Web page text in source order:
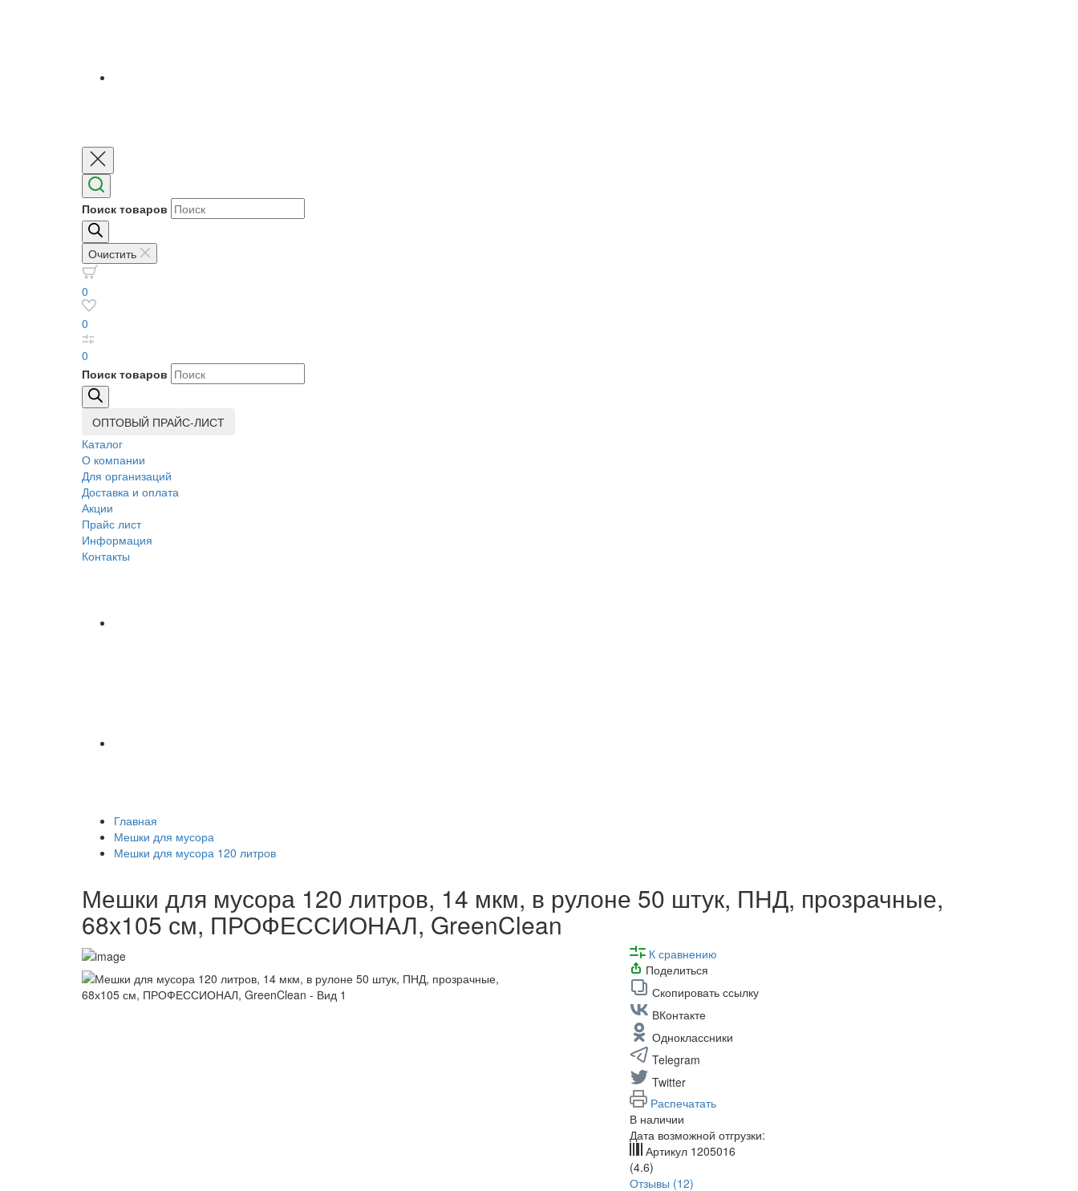
Поиск товаров
Очистить
0
0
0
Поиск товаров
ОПТОВЫЙ ПРАЙС-ЛИСТ
Каталог
О компании
Для организаций
Доставка и оплата
Акции
Прайс лист
Информация
Контакты
Главная
Мешки для мусора
Мешки для мусора 120 литров
Мешки для мусора 120 литров, 14 мкм, в рулоне 50 штук, ПНД, прозрачные,
68х105 см, ПРОФЕССИОНАЛ, GreenClean
К сравнению
Поделиться
Скопировать ссылку
ВКонтакте
Одноклассники
Telegram
Twitter
Распечатать
В наличии
Дата возможной отгрузки:
Артикул 1205016
(4.6)
Отзывы (12)